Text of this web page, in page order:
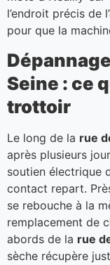
l’endroit précis de
pour que la
Seine : ce
trottoir
Le long de la rue
après plusieurs
soutien électrique
contact repart.
se rebouche à la
remplacement de
abords de la rue
sèche récupère